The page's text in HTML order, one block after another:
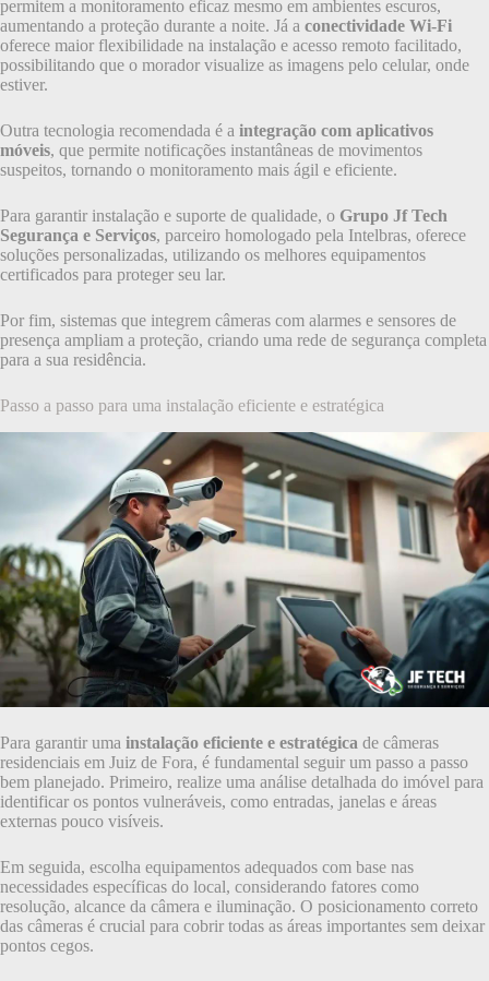
permitem a monitoramento eficaz mesmo em ambientes escuros,
aumentando a proteção durante a noite. Já a conectividade Wi-Fi
oferece maior flexibilidade na instalação e acesso remoto facilitado,
possibilitando que o morador visualize as imagens pelo celular, onde
estiver.
Outra tecnologia recomendada é a integração com aplicativos
móveis, que permite notificações instantâneas de movimentos
suspeitos, tornando o monitoramento mais ágil e eficiente.
Para garantir instalação e suporte de qualidade, o Grupo Jf Tech
Segurança e Serviços, parceiro homologado pela Intelbras, oferece
soluções personalizadas, utilizando os melhores equipamentos
certificados para proteger seu lar.
Por fim, sistemas que integrem câmeras com alarmes e sensores de
presença ampliam a proteção, criando uma rede de segurança completa
para a sua residência.
Passo a passo para uma instalação eficiente e estratégica
Para garantir uma instalação eficiente e estratégica de câmeras
residenciais em Juiz de Fora, é fundamental seguir um passo a passo
bem planejado. Primeiro, realize uma análise detalhada do imóvel para
identificar os pontos vulneráveis, como entradas, janelas e áreas
externas pouco visíveis.
Em seguida, escolha equipamentos adequados com base nas
necessidades específicas do local, considerando fatores como
resolução, alcance da câmera e iluminação. O posicionamento correto
das câmeras é crucial para cobrir todas as áreas importantes sem deixar
pontos cegos.